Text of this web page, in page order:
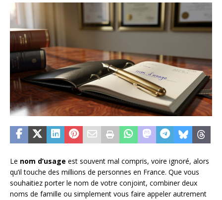
Le nom d’usage est souvent mal compris, voire ignoré, alors
qu’il touche des millions de personnes en France. Que vous
souhaitiez porter le nom de votre conjoint, combiner deux
noms de famille ou simplement vous faire appeler autrement